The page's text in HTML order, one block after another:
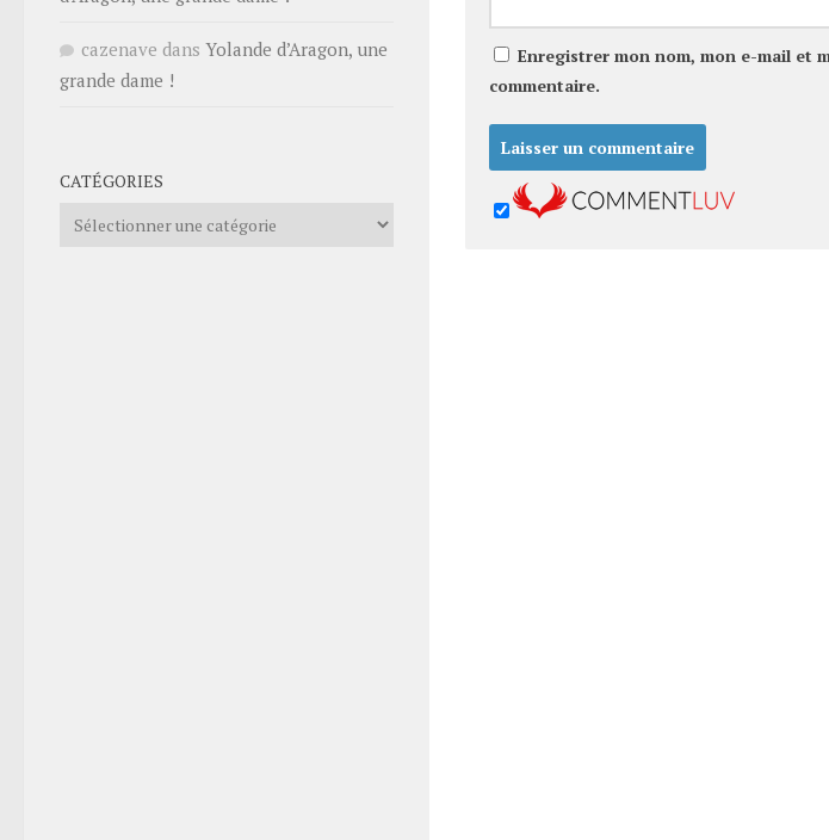
Enregistrer mon nom, mon e-mail et
commentaire.
cazenave dans Yolande d’Aragon, une
grande dame !
CATÉGORIES
Catégories